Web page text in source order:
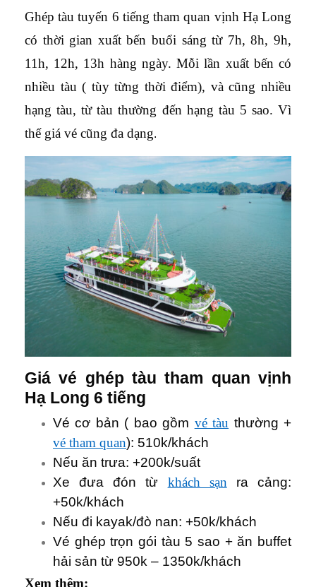
Ghép tàu tuyến 6 tiếng tham quan vịnh Hạ Long
có thời gian xuất bến buổi sáng từ 7h, 8h, 9h,
11h, 12h, 13h hàng ngày. Mỗi lần xuất bến có
nhiều tàu ( tùy từng thời điểm), và cũng nhiều
hạng tàu, từ tàu thường đến hạng tàu 5 sao. Vì
thế giá vé cũng đa dạng.
Giá vé ghép tàu tham quan vịnh
Hạ Long 6 tiếng
Vé cơ bản ( bao gồm vé tàu thường +
vé tham quan): 510k/khách
Nếu ăn trưa: +200k/suất
Xe đưa đón từ khách sạn ra cảng:
+50k/khách
Nếu đi kayak/đò nan: +50k/khách
Vé ghép trọn gói tàu 5 sao + ăn buffet
hải sản từ 950k – 1350k/khách
Xem thêm: